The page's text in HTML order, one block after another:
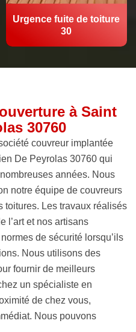
Urgence fuite de toiture
30
à Saint
30760
couvreur implantée
De Peyrolas 30760 qui
années. Nous
notre équipe de couvreurs
toitures. Les travaux réalisés
l’art et nos artisans
de sécurité lorsqu’ils
Nous utilisons des
fournir de meilleurs
un spécialiste en
de chez vous,
Nous pouvons